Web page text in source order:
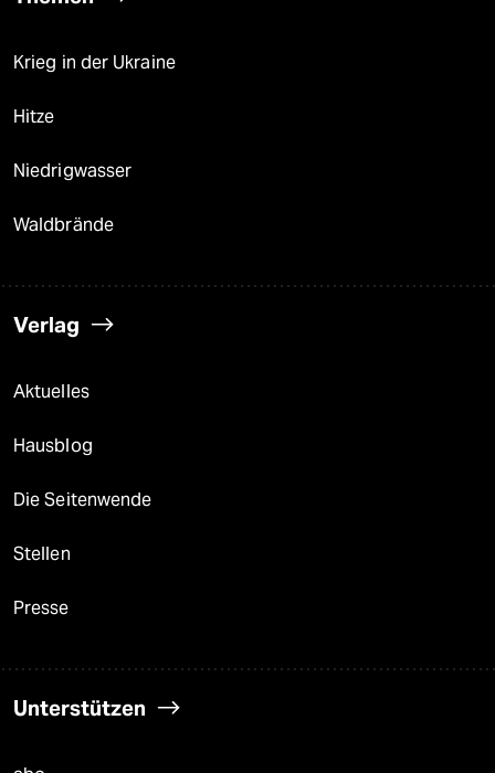
Krieg in der Ukraine
Hitze
Niedrigwasser
Waldbrände
Verlag
Aktuelles
Hausblog
Die Seitenwende
Stellen
Presse
Unterstützen